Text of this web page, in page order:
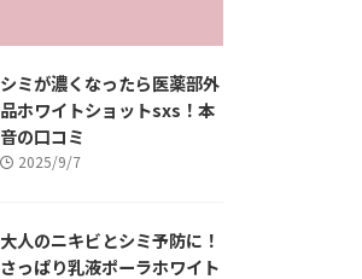
シミが濃くなったら医薬部外
品ホワイトショットsxs！本
音の口コミ
2025/9/7
大人のニキビとシミ予防に！
さっぱり乳液ポーラホワイト